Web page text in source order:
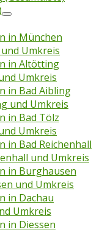
in München
Umkreis
in Altötting
Umkreis
in Bad Aibling
und Umkreis
in Bad Tölz
Umkreis
in Bad Reichenhall
und Umkreis
in Burghausen
und Umkreis
in Dachau
Umkreis
in Diessen